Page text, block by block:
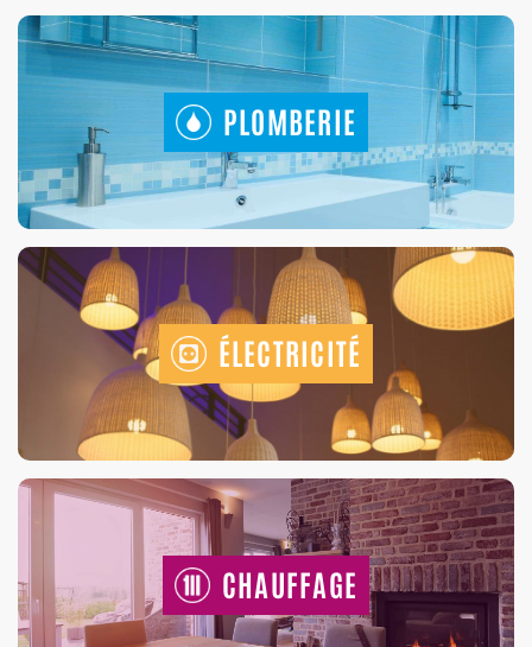
PLOMBERIE
ÉLECTRICITÉ
CHAUFFAGE